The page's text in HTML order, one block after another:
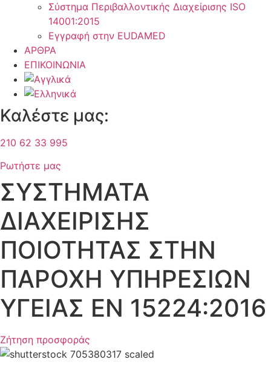
Σύστημα Περιβαλλοντικής Διαχείρισης ISO
14001:2015
Εγγραφή στην EUDAMED
ΑΡΘΡΑ
ΕΠΙΚΟΙΝΩΝΙΑ
Καλέστε μας:
210 62 33 995
Ρωτήστε μας
ΣΥΣΤΗΜΑΤΑ
ΔΙΑΧΕΙΡΙΣΗΣ
ΠΟΙΟΤΗΤΑΣ ΣΤΗΝ
ΠΑΡΟΧΗ ΥΠΗΡΕΣΙΩΝ
ΥΓΕΙΑΣ ΕΝ 15224:2016
Ζήτηση προσφοράς